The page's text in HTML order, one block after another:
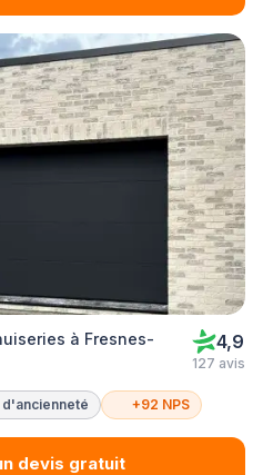
à Fresnes-
4,9
127 avis
d'ancienneté +92 NPS
devis gratuit